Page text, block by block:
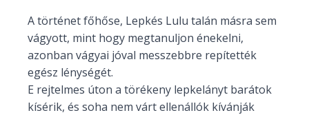
A történet főhőse, Lepkés Lulu talán másra sem
vágyott, mint hogy megtanuljon énekelni,
azonban vágyai jóval messzebbre repítették
egész lénységét.
E rejtelmes úton a törékeny lepkelányt barátok
kísérik, és soha nem várt ellenállók kívánják